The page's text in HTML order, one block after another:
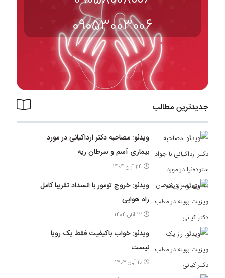
09053003006
جدیدترین مطالب
ویدئو: مصاحبه دکتر ارداکیانی در مورد
بیماری آسم و سرطان ریه
24 آبان 1404
ویدئو: خروج تومور با انسداد تقریبا کامل
راه هوایی
12 آبان 1404
ویدئو: خواب باکیفیت فقط یک رویا
نیست
10 آبان 1404